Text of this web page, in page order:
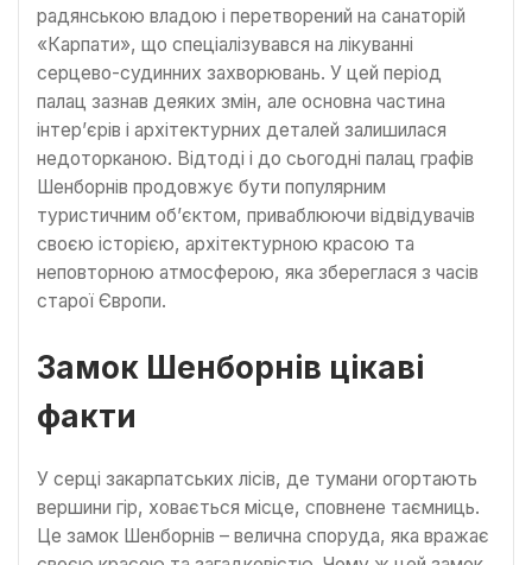
радянською владою і перетворений на санаторій
«Карпати», що спеціалізувався на лікуванні
серцево-судинних захворювань. У цей період
палац зазнав деяких змін, але основна частина
інтер’єрів і архітектурних деталей залишилася
недоторканою. Відтоді і до сьогодні палац графів
Шенборнів продовжує бути популярним
туристичним об’єктом, приваблюючи відвідувачів
своєю історією, архітектурною красою та
неповторною атмосферою, яка збереглася з часів
старої Європи.
Замок Шенборнів цікаві
факти
У серці закарпатських лісів, де тумани огортають
вершини гір, ховається місце, сповнене таємниць.
Це замок Шенборнів – велична споруда, яка вражає